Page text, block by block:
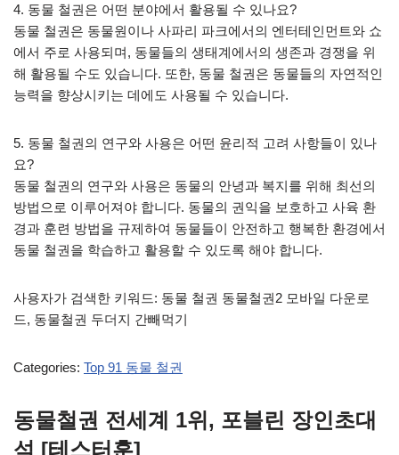
4. 동물 철권은 어떤 분야에서 활용될 수 있나요?
동물 철권은 동물원이나 사파리 파크에서의 엔터테인먼트와 쇼
에서 주로 사용되며, 동물들의 생태계에서의 생존과 경쟁을 위
해 활용될 수도 있습니다. 또한, 동물 철권은 동물들의 자연적인
능력을 향상시키는 데에도 사용될 수 있습니다.
5. 동물 철권의 연구와 사용은 어떤 윤리적 고려 사항들이 있나
요?
동물 철권의 연구와 사용은 동물의 안녕과 복지를 위해 최선의
방법으로 이루어져야 합니다. 동물의 권익을 보호하고 사육 환
경과 훈련 방법을 규제하여 동물들이 안전하고 행복한 환경에서
동물 철권을 학습하고 활용할 수 있도록 해야 합니다.
사용자가 검색한 키워드: 동물 철권 동물철권2 모바일 다운로
드, 동물철권 두더지 간빼먹기
Categories: Top 91 동물 철권
동물철권 전세계 1위, 포블린 장인초대
석 [테스터훈]